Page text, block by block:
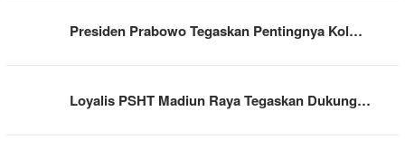
Presiden Prabowo Tegaskan Pentingnya Kol…
Loyalis PSHT Madiun Raya Tegaskan Dukung…